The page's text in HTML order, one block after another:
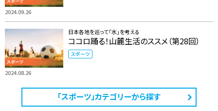
2024.09.26
2024.08.26
日本各地を巡って「水」を考える
ココロ踊る！山麓生活のススメ（第28回）
スポーツ
「スポーツ」カテゴリーから探す